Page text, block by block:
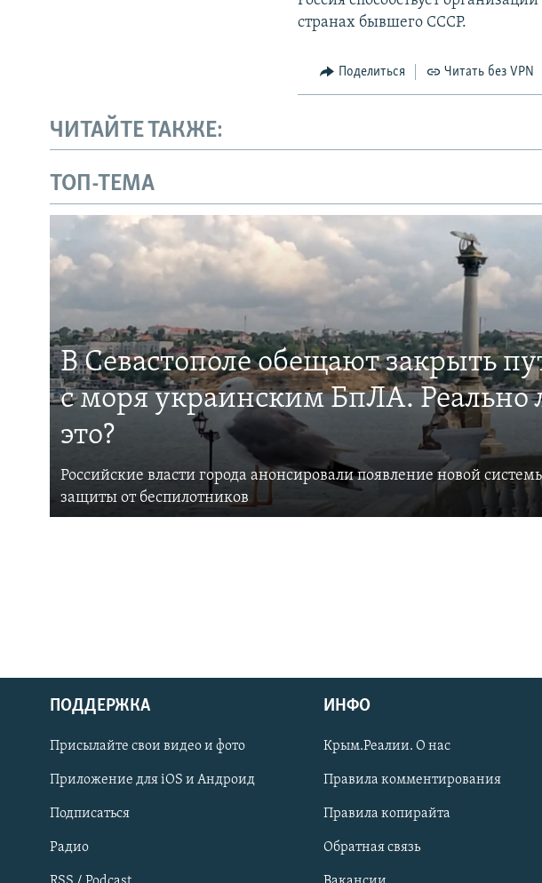
Українською
Qırımtatar
ПРИСОЕДИНЯЙТЕСЬ!
странах бывшего СССР.
Поделиться Читать без VPN
ЧИТАЙТЕ ТАКЖЕ:
ТОП-ТЕМА
В Севастополе обещают закрыть
с моря украинским БпЛА. Реально
это?
Российские власти города анонсировали появление новой
защиты от беспилотников
ПОДДЕРЖКА
Присылайте свои видео и фото
Приложение для iOS и Андроид
Подписаться
Радио
ИНФО
Крым.Реалии. О нас
Правила комментирования
Правила копирайта
Обратная связь